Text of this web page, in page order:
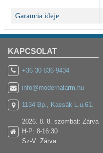
Garancia ideje
KAPCSOLAT
+36 30 636-9434
info@modernalarm.hu
1134 Bp., Kassák L.u.61.
2026. 8. 8. szombat: Zárva
H-P: 8-16:30
Sz-V: Zárva